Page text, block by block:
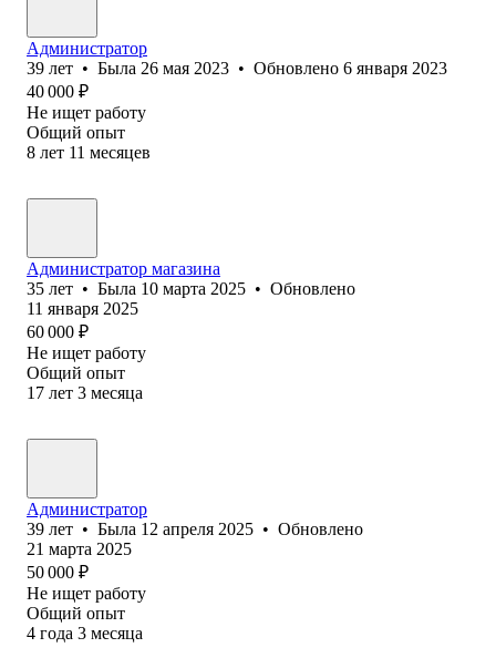
Администратор
39 лет • Была 26 мая 2023 • Обновлено 6 января 2023
40 000 ₽
Не ищет работу
Общий опыт
8 лет 11 месяцев
Администратор магазина
35 лет • Была 10 марта 2025 • Обновлено
11 января 2025
60 000 ₽
Не ищет работу
Общий опыт
17 лет 3 месяца
Администратор
39 лет • Была 12 апреля 2025 • Обновлено
21 марта 2025
50 000 ₽
Не ищет работу
Общий опыт
4 года 3 месяца